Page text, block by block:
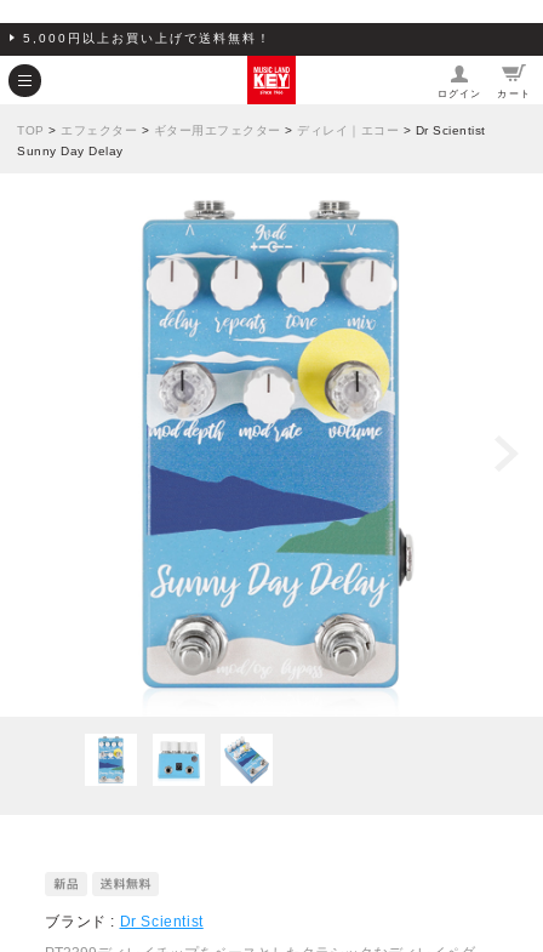
5,000円以上お買い上げで送料無料！
ログイン カート
TOP > エフェクター > ギター用エフェクター > ディレイ｜エコー > Dr Scientist
Sunny Day Delay
ブランド : Dr Scientist